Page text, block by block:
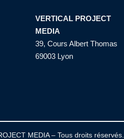
VERTICAL PROJECT
MEDIA
39, Cours Albert Thomas
69003 Lyon
MEDIA – Tous droits réservés.